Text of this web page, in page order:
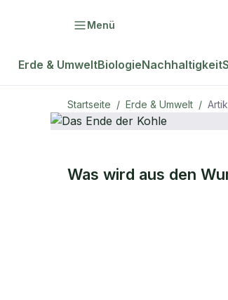
Menü
Erde & UmweltBiologieNachhaltigkeit
Startseite / Erde & Umwelt /
ERDE & UMWELT
Was wird aus den